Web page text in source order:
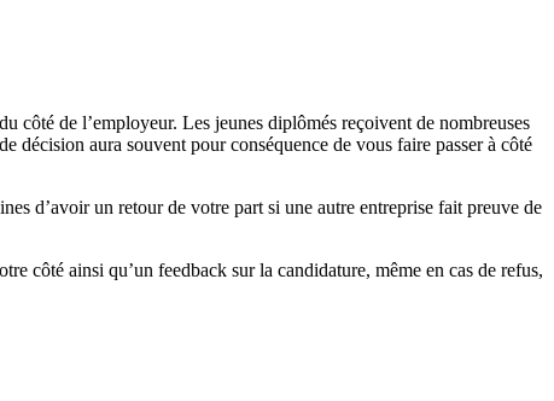
du côté de l’employeur. Les jeunes diplômés reçoivent de nombreuses
décision aura souvent pour conséquence de vous faire passer à côté
d’avoir un retour de votre part si une autre entreprise fait preuve de
côté ainsi qu’un feedback surla candidature, même en cas de refus,